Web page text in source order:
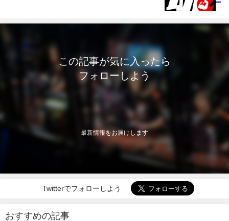
この記事が気に入ったら
フォローしよう
最新情報をお届けします
Twitterでフォローしよう
おすすめの記事